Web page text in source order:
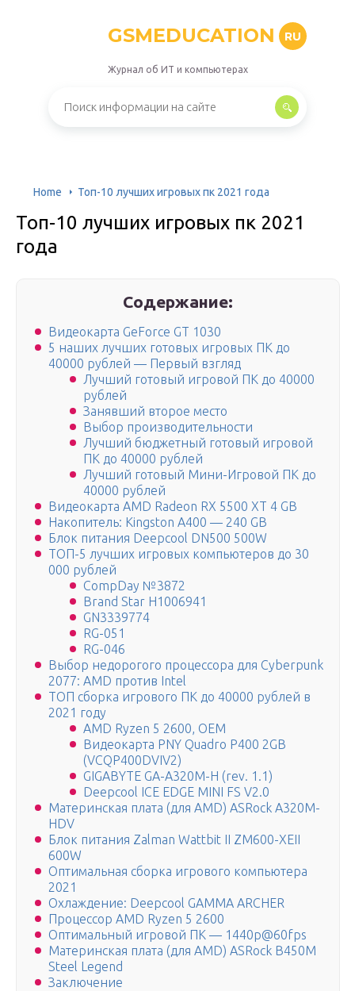
GSMEDUCATION RU
Журнал об ИТ и компьютерах
Home Топ-10 лучших игровых пк 2021 года
Топ-10 лучших игровых пк 2021
года
Содержание:
Видеокарта GeForce GT 1030
5 наших лучших готовых игровых ПК до
40000 рублей — Первый взгляд
Лучший готовый игровой ПК до 40000
рублей
Занявший второе место
Выбор производительности
Лучший бюджетный готовый игровой
ПК до 40000 рублей
Лучший готовый Мини-Игровой ПК до
40000 рублей
Видеокарта AMD Radeon RX 5500 XT 4 GB
Накопитель: Kingston A400 — 240 GB
Блок питания Deepcool DN500 500W
ТОП-5 лучших игровых компьютеров до 30
000 рублей
CompDay №3872
Brand Star H1006941
GN3339774
RG-051
RG-046
Выбор недорогого процессора для Cyberpunk
2077: AMD против Intel
ТОП сборка игрового ПК до 40000 рублей в
2021 году
AMD Ryzen 5 2600, OEM
Видеокарта PNY Quadro P400 2GB
(VCQP400DVIV2)
GIGABYTE GA-A320M-H (rev. 1.1)
Deepcool ICE EDGE MINI FS V2.0
Материнская плата (для AMD) ASRock A320M-
HDV
Блок питания Zalman Wattbit II ZM600-XEII
600W
Оптимальная сборка игрового компьютера
2021
Охлаждение: Deepcool GAMMA ARCHER
Процессор AMD Ryzen 5 2600
Оптимальный игровой ПК — 1440p@60fps
Материнская плата (для AMD) ASRock B450M
Steel Legend
Заключение